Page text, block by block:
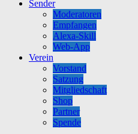
Sender
Moderatoren
Empfangen
Alexa-Skill
Web-App
Verein
Vorstand
Satzung
Mitgliedschaft
Shop
Partner
Spende